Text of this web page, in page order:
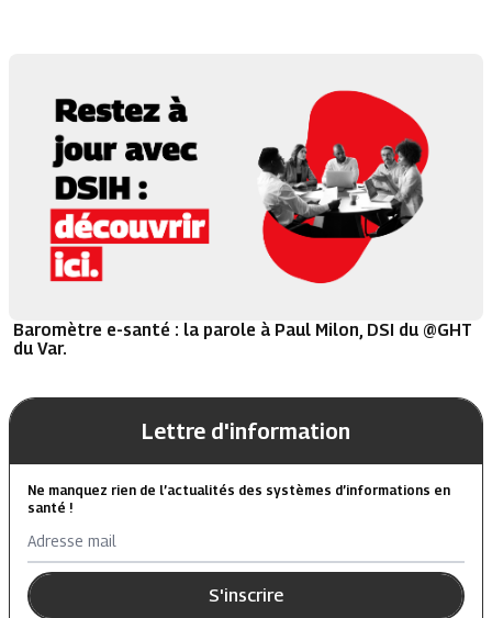
Baromètre e-santé : la parole à Paul Milon, DSI du @GHT
du Var.
Lettre d'information
Ne manquez rien de l’actualités des systèmes d’informations en
santé !
Adresse mail
S'inscrire